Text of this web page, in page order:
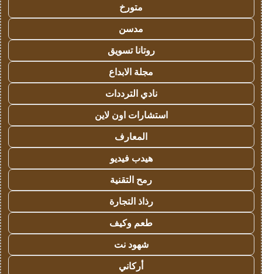
متورخ
مدسن
روتانا تسويق
مجلة الابداع
نادي الترددات
استشارات اون لاين
المعارف
هيدب فيديو
رمح التقنية
رذاذ التجارة
طعم وكيف
شهود نت
أركاني